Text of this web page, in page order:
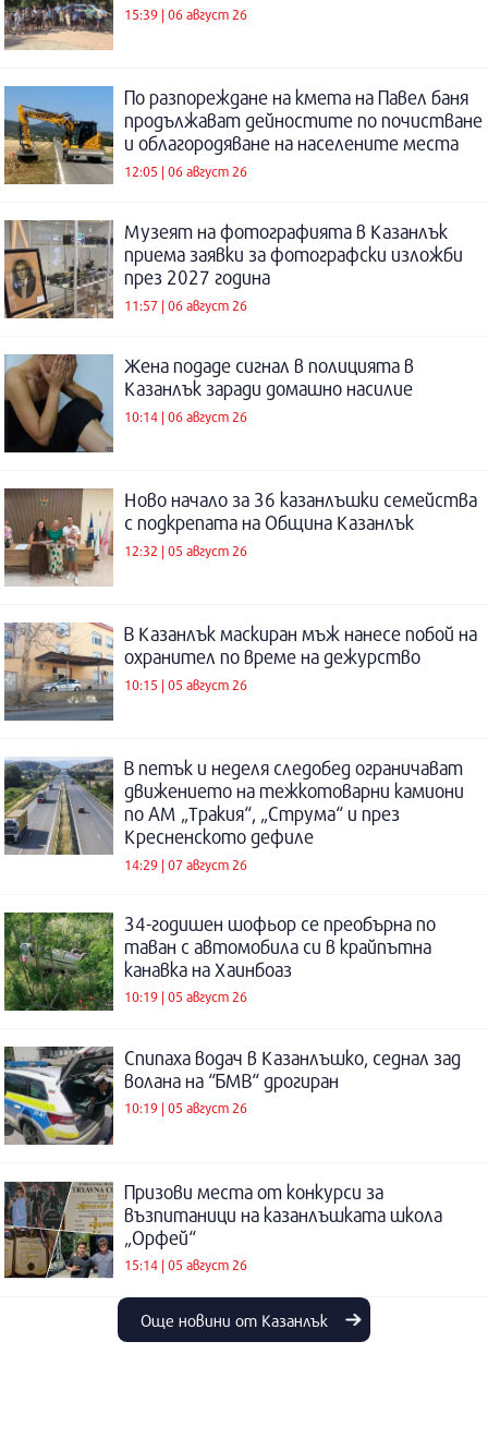
15:39 | 06 август 26
По разпореждане на кмета на Павел баня
продължават дейностите по почистване
и облагородяване на населените места
12:05 | 06 август 26
Музеят на фотографията в Казанлък
приема заявки за фотографски изложби
през 2027 година
11:57 | 06 август 26
Жена подаде сигнал в полицията в
Казанлък заради домашно насилие
10:14 | 06 август 26
Ново начало за 36 казанлъшки семейства
с подкрепата на Община Казанлък
12:32 | 05 август 26
В Казанлък маскиран мъж нанесе побой на
охранител по време на дежурство
10:15 | 05 август 26
В петък и неделя следобед ограничават
движението на тежкотоварни камиони
по АМ „Тракия“, „Струма“ и през
Кресненското дефиле
14:29 | 07 август 26
34-годишен шофьор се преобърна по
таван с автомобила си в крайпътна
канавка на Хаинбоаз
10:19 | 05 август 26
Спипаха водач в Казанлъшко, седнал зад
волана на “БМВ“ дрогиран
10:19 | 05 август 26
Призови места от конкурси за
възпитаници на казанлъшката школа
„Орфей“
15:14 | 05 август 26
Още новини от Казанлък